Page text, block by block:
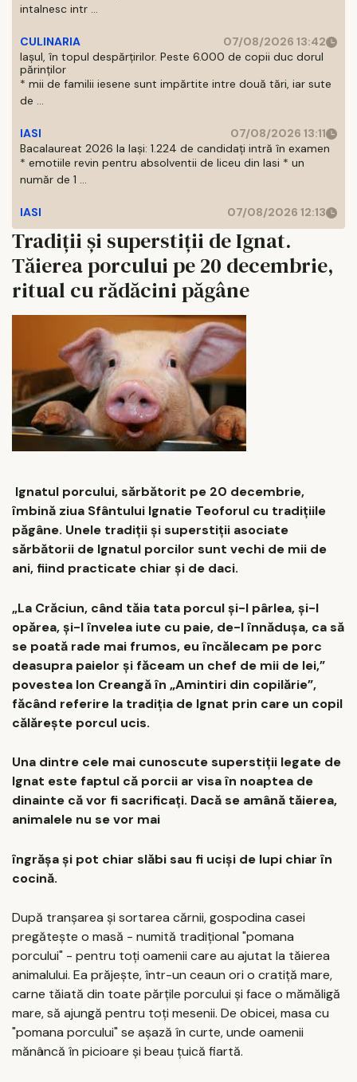
intalnesc intr ...
CULINARIA
07/08/2026 13:42
Iașul, în topul despărțirilor. Peste 6.000 de copii duc dorul
părinților
* mii de familii iesene sunt impărtite intre două tări, iar sute
de ...
IASI
07/08/2026 13:11
Bacalaureat 2026 la Iași: 1.224 de candidați intră în examen
* emotiile revin pentru absolventii de liceu din Iasi * un
număr de 1 ...
IASI 07/08/2026 12:13
Tradiții și superstiții de Ignat.
Tăierea porcului pe 20 decembrie,
ritual cu rădăcini păgâne
Ignatul porcului, sărbătorit pe 20 decembrie,
îmbină ziua Sfântului Ignatie Teoforul cu tradițiile
păgâne. Unele tradiții și superstiții asociate
sărbătorii de Ignatul porcilor sunt vechi de mii de
ani, fiind practicate chiar și de daci.
„La Crăciun, când tăia tata porcul şi-l pârlea, şi-l
opărea, şi-l învelea iute cu paie, de-l înnăduşa, ca să
se poată rade mai frumos, eu încălecam pe porc
deasupra paielor şi făceam un chef de mii de lei,”
povestea Ion Creangă în „Amintiri din copilărie”,
făcând referire la tradiția de Ignat prin care un copil
călărește porcul ucis.
Una dintre cele mai cunoscute superstiții legate de
Ignat este faptul că porcii ar visa în noaptea de
dinainte că vor fi sacrificați. Dacă se amână tăierea,
animalele nu se vor mai
îngrășa și pot chiar slăbi sau fi uciși de lupi chiar în
cocină.
După tranşarea şi sortarea cărnii, gospodina casei
pregăteşte o masă - numită tradiţional "pomana
porcului" - pentru toţi oamenii care au ajutat la tăierea
animalului. Ea prăjeşte, într-un ceaun ori o cratiţă mare,
carne tăiată din toate părţile porcului şi face o mămăligă
mare, să ajungă pentru toţi mesenii. De obicei, masa cu
"pomana porcului" se aşază în curte, unde oamenii
mănâncă în picioare şi beau ţuică fiartă.